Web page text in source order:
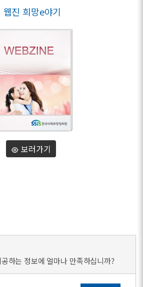
웹진 희망e야기
보러가기
하는 정보에 얼마나 만족하십니까?